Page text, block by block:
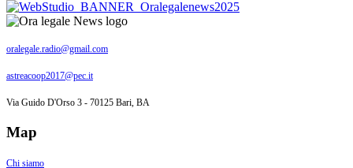
oralegale.radio@gmail.com
astreacoop2017@pec.it
Via Guido D'Orso 3 - 70125 Bari, BA
Map
Chi siamo